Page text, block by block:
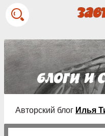
Авторский блог Илья